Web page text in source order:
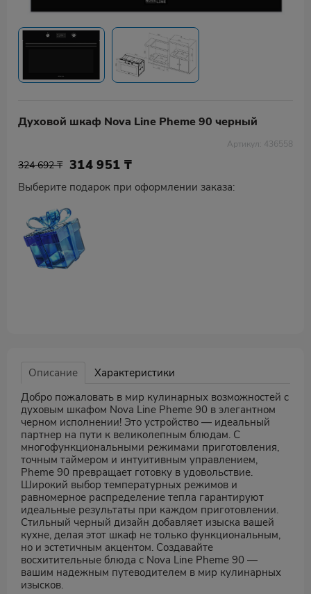
Духовой шкаф Nova Line Pheme 90 черный
Артикул: 436558
324 692 ₸ 314 951 ₸
Выберите подарок при оформлении заказа:
Описание
Характеристики
Добро пожаловать в мир кулинарных возможностей с
духовым шкафом Nova Line Pheme 90 в элегантном
черном исполнении! Это устройство — идеальный
партнер на пути к великолепным блюдам. С
многофункциональными режимами приготовления,
точным таймером и интуитивным управлением,
Pheme 90 превращает готовку в удовольствие.
Широкий выбор температурных режимов и
равномерное распределение тепла гарантируют
идеальные результаты при каждом приготовлении.
Стильный черный дизайн добавляет изыска вашей
кухне, делая этот шкаф не только функциональным,
но и эстетичным акцентом. Создавайте
восхитительные блюда с Nova Line Pheme 90 —
вашим надежным путеводителем в мир кулинарных
изысков.